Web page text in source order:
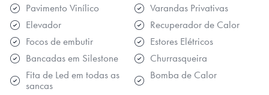
Pavimento Vinílico
Varandas Privativas
Elevador
Recuperador de Calor
Focos de embutir
Estores Elétricos
Bancadas em Silestone
Churrasqueira
Fita de Led em todas as
sancas
Bomba de Calor